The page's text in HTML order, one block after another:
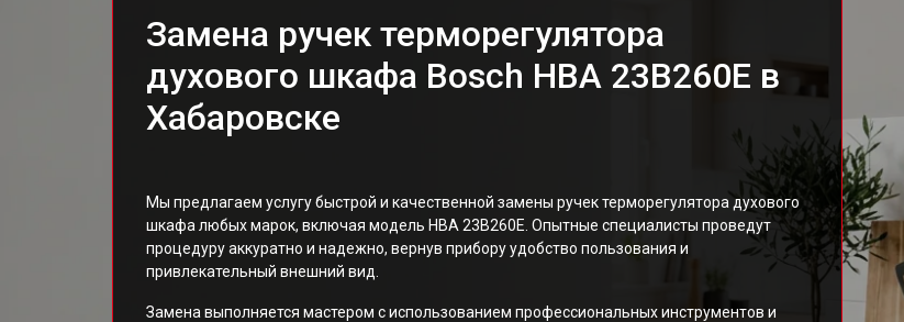
Замена ручек терморегулятора
духового шкафа Bosch HBA 23B260E в
Хабаровске
Мы предлагаем услугу быстрой и качественной замены ручек терморегулятора духового
шкафа любых марок, включая модель HBA 23B260E. Опытные специалисты проведут
процедуру аккуратно и надежно, вернув прибору удобство пользования и
привлекательный внешний вид.
Замена выполняется мастером с использованием профессиональных инструментов и